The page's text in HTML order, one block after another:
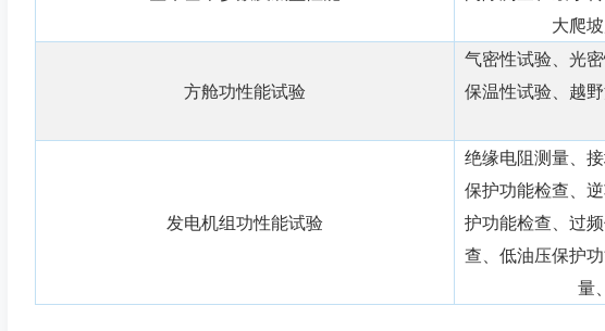
大爬
方舱功性能试验
气密性试验、光
保温性试验、越
发电机组功性能试验
绝缘电阻测量、
保护功能检查、
护功能检查、过
查、低油压保护
量